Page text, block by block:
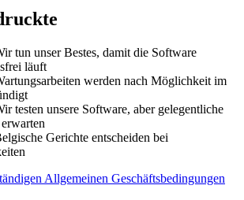
tun unser Bestes, damit die Software
läuft
werden nach Möglichkeit im
testen unsere Software, aber gelegentliche
Gerichte entscheiden bei
Allgemeinen Geschäftsbedingungen